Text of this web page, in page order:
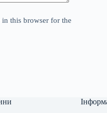
in this browser for the